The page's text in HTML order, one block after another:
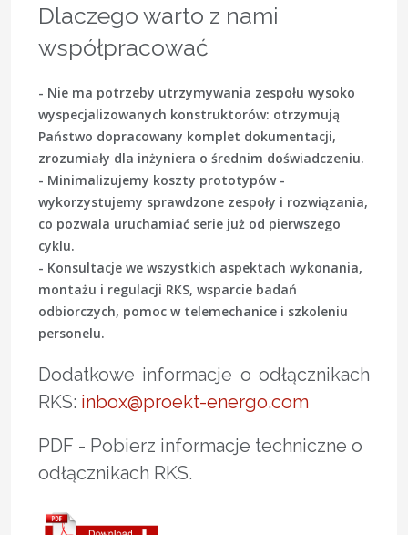
Dlaczego warto z nami
współpracować
- Nie ma potrzeby utrzymywania zespołu wysoko
wyspecjalizowanych konstruktorów: otrzymują
Państwo dopracowany komplet dokumentacji,
zrozumiały dla inżyniera o średnim doświadczeniu.
- Minimalizujemy koszty prototypów -
wykorzystujemy sprawdzone zespoły i rozwiązania,
co pozwala uruchamiać serie już od pierwszego
cyklu.
- Konsultacje we wszystkich aspektach wykonania,
montażu i regulacji RKS, wsparcie badań
odbiorczych, pomoc w telemechanice i szkoleniu
personelu.
Dodatkowe informacje o odłącznikach
RKS: inbox@proekt-energo.com
PDF - Pobierz informacje techniczne o
odłącznikach RKS.